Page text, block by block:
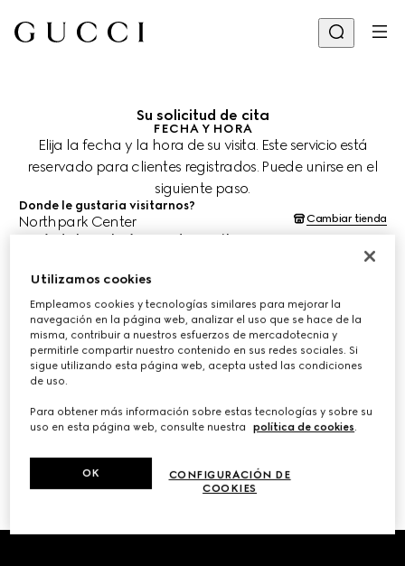
Su solicitud de cita
FECHA Y HORA
Elija la fecha y la hora de su visita. Este servicio está
reservado para clientes registrados. Puede unirse en el
siguiente paso.
Donde le gustaria visitarnos?
Northpark Center Cambiar tienda
¿Cuándo le gustaría agendar su cita?
Las fechas y horas se muestran en la hora local de la tienda (CST) y
están sujetas a la confirmación del equipo de asesoría de clientes.
ELIJA EL HORARIO*
/3
Footer
Utilizamos cookies
Empleamos cookies y tecnologías similares para mejorar la
navegación en la página web, analizar el uso que se hace de la
misma, contribuir a nuestros esfuerzos de mercadotecnia y
permitirle compartir nuestro contenido en sus redes sociales. Si
sigue utilizando esta página web, acepta usted las condiciones
de uso.
Para obtener más información sobre estas tecnologías y sobre su
uso en esta página web, consulte nuestra
política de cookies.
CONFIGURACIÓN DE
COOKIES
OK